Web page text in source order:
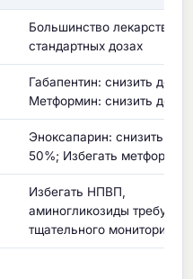
Большинство лекарств в
стандартных дозах
Габапентин: снизить дозу;
Метформин: снизить до
Эноксапарин: снизить на
50%; Избегать
Избегать НПВП,
аминогликозиды требуют
тщательного мониторинга